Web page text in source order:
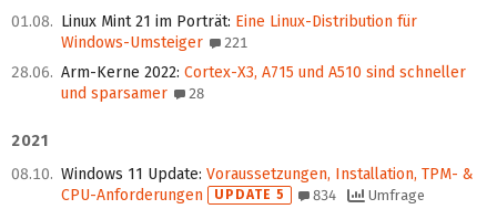
01.08. Linux Mint 21 im Porträt: Eine Linux-Distribution für
Windows-Umsteiger
221
28.06. Arm-Kerne 2022: Cortex-X3, A715 und A510 sind schneller
und sparsamer
28
2021
08.10. Windows 11 Update: Voraussetzungen, Installation, TPM- &
CPU-Anforderungen
UPDATE 5 834 Umfrage